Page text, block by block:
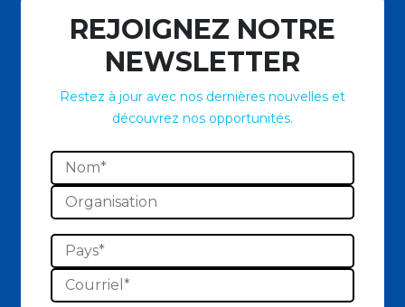
REJOIGNEZ NOTRE
NEWSLETTER
Restez à jour avec nos dernières nouvelles et
découvrez nos opportunités.